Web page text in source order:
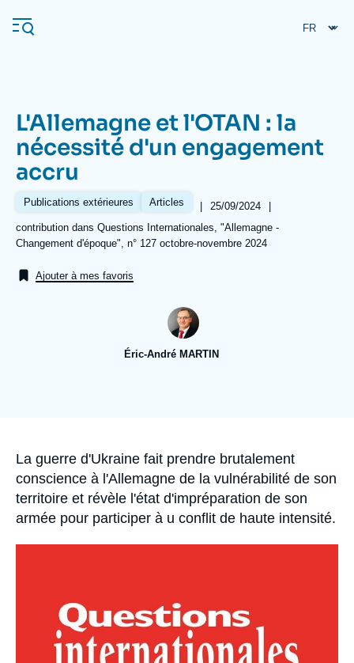
au
contenu
Navigation
principale
L'Ifri
Analyses
Événements
Se connecter
À propos de l'Ifri
L'Ifri en bref
Recherches fréquentes
L'Allemagne et l'OTAN : la
nécessité d'un engagement
accru
Publications extérieures Articles |
Date
de
publication
25/09/2024
|
Références
contribution dans Questions Internationales, "Allemagne -
Changement d'époque", n° 127 octobre-novembre 2024
Ajouter à mes favoris
Éric-André MARTIN
Accroche
La guerre d'Ukraine fait prendre brutalement
conscience à l'Allemagne de la vulnérabilité de son
territoire et révèle l'état d'impréparation de son
armée pour participer à u conflit de haute intensité.